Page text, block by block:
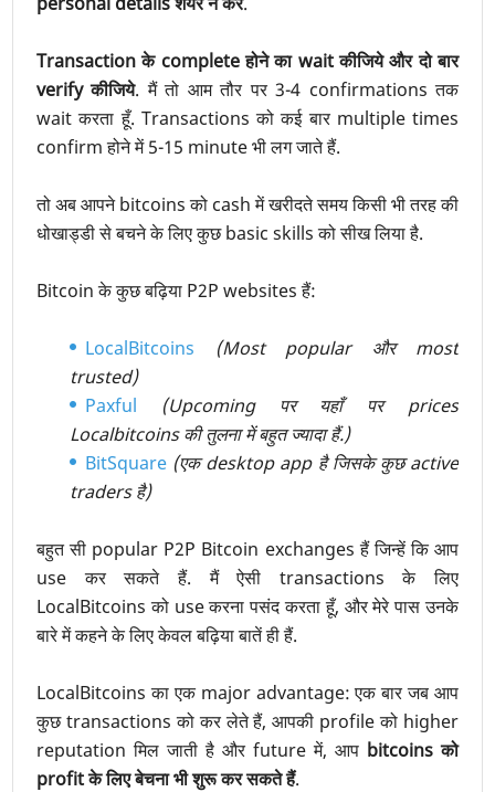
Transaction के complete होने का wait कीजिये और दो बार
verify कीजिये. मैं तो आम तौर पर 3-4 confirmations तक
wait करता हूँ. Transactions को कई बार multiple times
confirm होने में 5-15 minute भी लग जाते हैं.
तो अब आपने bitcoins को cash में खरीदते समय किसी भी तरह की
धोखाड्डी से बचने के लिए कुछ basic skills को सीख लिया है.
Bitcoin के कुछ बढ़िया P2P websites हैं:
LocalBitcoins
(Most popular और most
trusted)
Paxful (Upcoming पर यहाँ पर prices
Localbitcoins की तुलना में बहुत ज्यादा हैं.)
BitSquare (एक desktop app है जिसके कुछ active
traders है)
बहुत सी popular P2P Bitcoin exchanges हैं जिन्हें कि आप
use कर सकते हैं. मैं ऐसी transactions के लिए
LocalBitcoins को use करना पसंद करता हूँ, और मेरे पास उनके
बारे में कहने के लिए केवल बढ़िया बातें ही हैं.
LocalBitcoins का एक major advantage: एक बार जब आप
कुछ transactions को कर लेते हैं, आपकी profile को higher
reputation मिल जाती है और future में, आप bitcoins को
profit के लिए बेचना भी शुरू कर सकते हैं.